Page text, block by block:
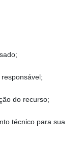
do recurso;
técnico para sua